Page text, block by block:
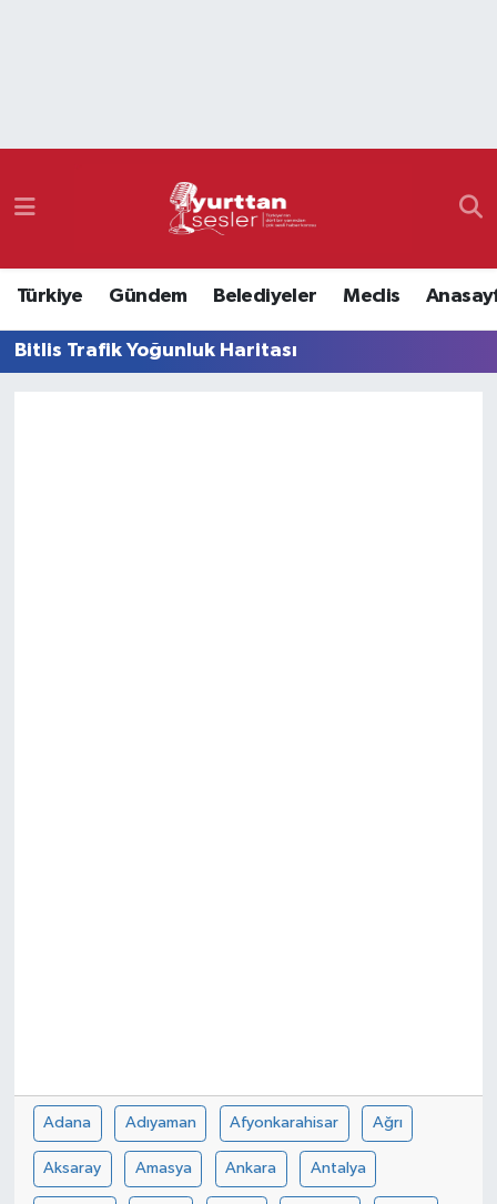
Türkiye Gündem Belediyeler Meclis
Bitlis Trafik Yoğunluk Haritası
Adana Adıyaman Afyonkarahisar Ağrı
Aksaray Amasya Ankara Antalya
Namaz Vakitleri
Süper Lig Puan Durumu ve Fikstür